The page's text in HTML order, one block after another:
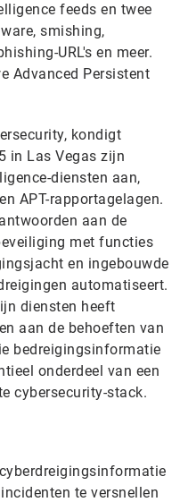
feeds en twee
smishing,
URL's en meer.
Advanced Persistent
kondigt
in Las Vegas zijn
diensten aan,
APT-rapportagelagen.
aan de
met functies
en ingebouwde
automatiseert.
diensten heeft
aan de behoeften van
bedreigingsinformatie
onderdeel van een
cybersecurity-stack.
te versnellen